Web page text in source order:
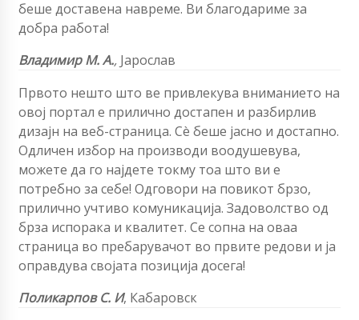
беше доставена навреме. Ви благодариме за
добра работа!
Владимир М. А., Јарослав
Првото нешто што ве привлекува вниманието на
овој портал е прилично достапен и разбирлив
дизајн на веб-страница. Сè беше јасно и достапно.
Одличен избор на производи воодушевува,
можете да го најдете токму тоа што ви е
потребно за себе! Одговори на повикот брзо,
прилично учтиво комуникација. Задоволство од
брза испорака и квалитет. Се сопна на оваа
страница во пребарувачот во првите редови и ја
оправдува својата позиција досега!
Поликарпов С. И, Кабаровск